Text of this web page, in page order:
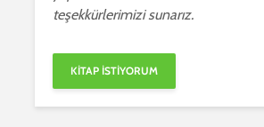
teşekkürlerimizi sunarız.